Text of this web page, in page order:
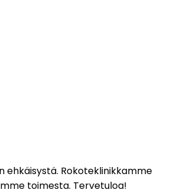
ehkäisystä. Rokoteklinikkamme
toimesta. Tervetuloa!